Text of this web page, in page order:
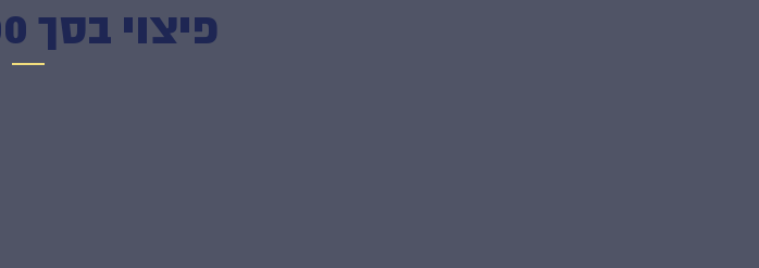
פיצוי בסך 50,000 ₪